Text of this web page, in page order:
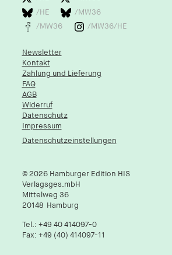
/HE
/MW36
/MW36
/MW36/HE
Newsletter
Kontakt
Zahlung und Lieferung
FAQ
AGB
Widerruf
Datenschutz
Impressum
Datenschutzeinstellungen
© 2026 Hamburger Edition HIS
Verlagsges.mbH
Mittelweg 36
20148
Hamburg
Tel.: +49 40 414097-0
Fax: +49 (40) 414097-11